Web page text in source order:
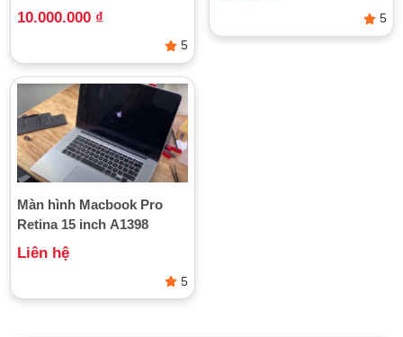
Va đập mạnh, rơi rớt hoặc để vật nặng
lên máy làm nứt vỡ màn hình hoặc hỏng cáp bên trong.
màn hình với bo mạch chủ bị hao mòn, đứt hoặc lỏng do
thao tác mở gập liên tục, gây ra lỗi sọc, chớp nháy hoặc
mất tín hiệu hình ảnh.
Hỏng tấm nền LCD, IC điều khiển hình ảnh:
LCD bị hỏng hoặc chip điều khiển hình ảnh (IC) gặp sự cố
thị được.
sử dụng:
các đốm sáng do đèn nền và lớp phản quang xuống cấp
10.000.000 ₫
5
5
Màn hình Macbook Pro
Retina 15 inch A1398
Liên hệ
5